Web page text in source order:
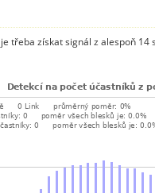
třeba získat signál z alespoň 14